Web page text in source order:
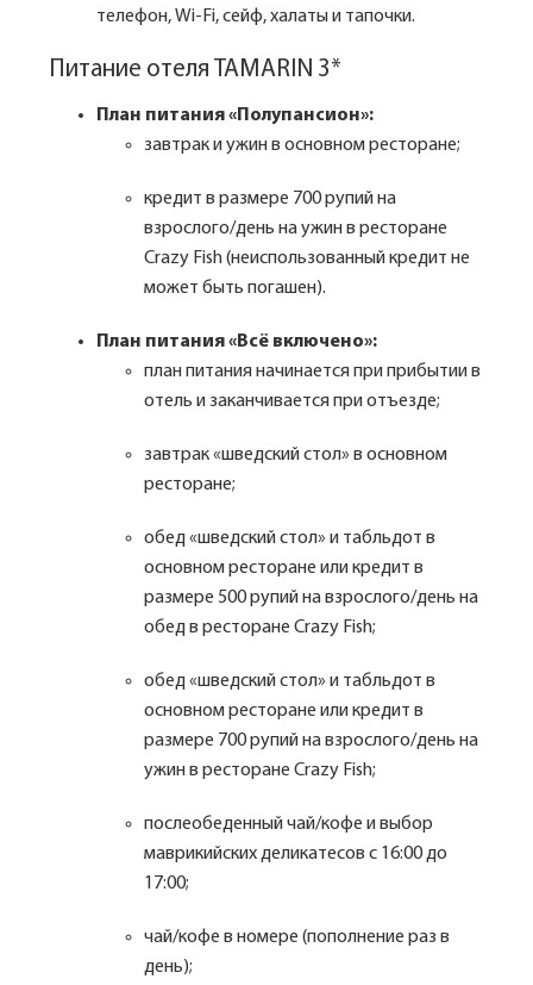
телефон, Wi-Fi, сейф, халаты и тапочки.
Питание отеля TAMARIN 3*
План питания «Полупансион»:
завтрак и ужин в основном ресторане;
кредит в размере 700 рупий на
взрослого/день на ужин в ресторане
Crazy Fish (неиспользованный кредит не
может быть погашен).
План питания «Всё включено»:
план питания начинается при прибытии в
отель и заканчивается при отъезде;
завтрак «шведский стол» в основном
ресторане;
обед «шведский стол» и табльдот в
основном ресторане или кредит в
размере 500 рупий на взрослого/день на
обед в ресторане Crazy Fish;
обед «шведский стол» и табльдот в
основном ресторане или кредит в
размере 700 рупий на взрослого/день на
ужин в ресторане Crazy Fish;
послеобеденный чай/кофе и выбор
маврикийских деликатесов с 16:00 до
17:00;
чай/кофе в номере (пополнение раз в
день);